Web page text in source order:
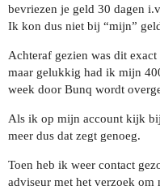
bevriezen je geld 30 dagen
Ik kon dus niet bij “mijn”
Achteraf gezien was dit
maar gelukkig had ik mijn
week door Bunq wordt
Als ik op mijn account kijk
meer dus dat zegt genoeg.
Toen heb ik weer contact
adviseur met het verzoek